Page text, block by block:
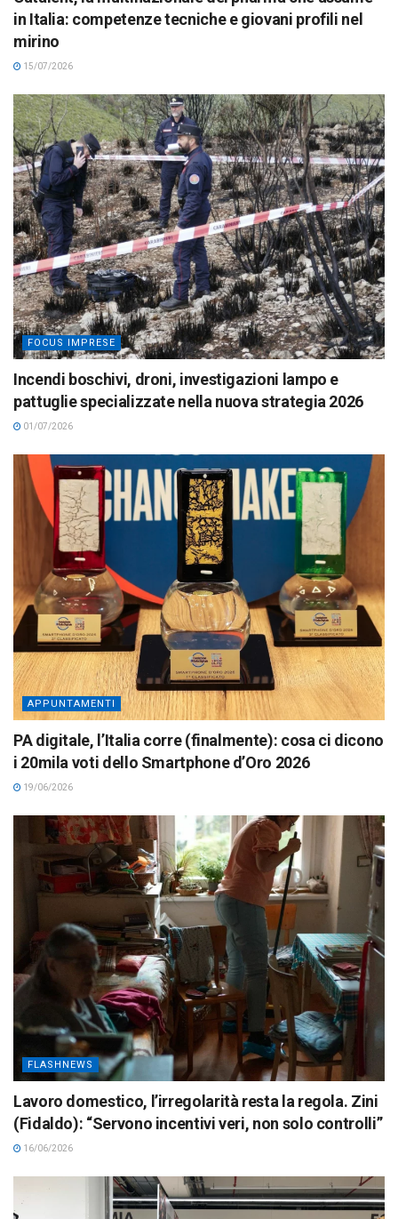
in Italia: competenze tecniche e giovani profili nel
mirino
15/07/2026
FOCUS IMPRESE
Incendi boschivi, droni, investigazioni lampo e
pattuglie specializzate nella nuova strategia 2026
01/07/2026
APPUNTAMENTI
PA digitale, l’Italia corre (finalmente): cosa ci dicono
i 20mila voti dello Smartphone d’Oro 2026
19/06/2026
FLASHNEWS
Lavoro domestico, l’irregolarità resta la regola. Zini
(Fidaldo): “Servono incentivi veri, non solo controlli”
16/06/2026